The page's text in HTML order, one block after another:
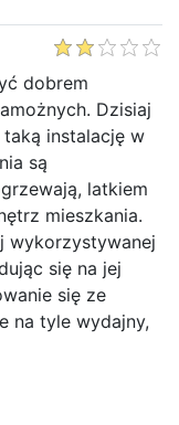
dobrem
Dzisiaj
instalację w
są
latkiem
mieszkania.
wykorzystywanej
się na jej
się ze
na tyle wydajny,